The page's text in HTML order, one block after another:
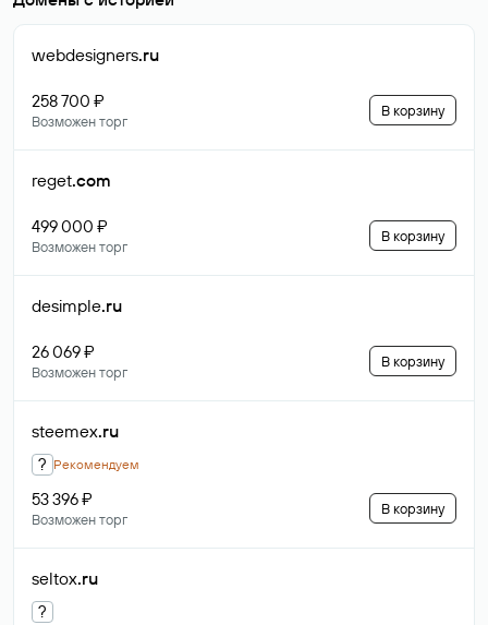
webdesigners.ru
258 700 ₽
Возможен торг
В корзину
reget.com
499 000 ₽
Возможен торг
В корзину
desimple.ru
26 069 ₽
Возможен торг
В корзину
steemex.ru
? Рекомендуем
53 396 ₽
Возможен торг
В корзину
seltox.ru
?